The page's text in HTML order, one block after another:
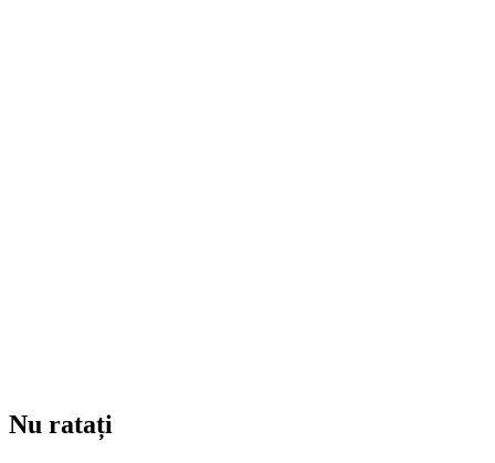
Nu ratați